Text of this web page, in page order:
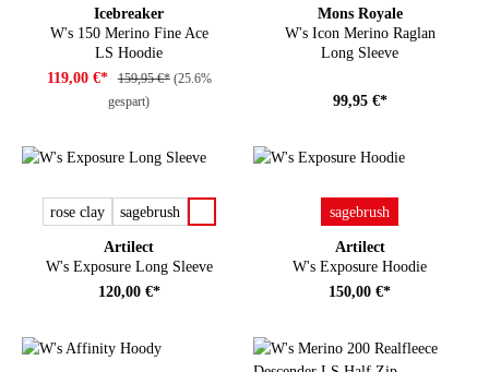
Icebreaker
W's 150 Merino Fine Ace
LS Hoodie
119,00 €* 159,95 €* (25.6%
gespart)
Mons Royale
W's Icon Merino Raglan
Long Sleeve
99,95 €*
Artilect
W's Exposure Long Sleeve
Farbeauswählen
rose clay sagebrush
120,00 €*
Artilect
W's Exposure Hoodie
Farbeauswählen
sagebrush
150,00 €*